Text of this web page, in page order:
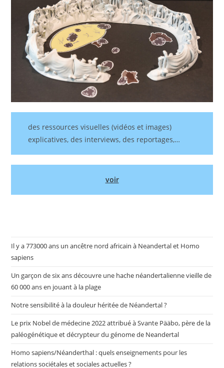
des ressources visuelles (vidéos et images)
explicatives, des interviews, des reportages,…
voir
Il y a 773000 ans un ancêtre nord africain à Neandertal et Homo
sapiens
Un garçon de six ans découvre une hache néandertalienne vieille de
60 000 ans en jouant à la plage
Notre sensibilité à la douleur héritée de Néandertal ?
Le prix Nobel de médecine 2022 attribué à Svante Pääbo, père de la
paléogénétique et décrypteur du génome de Neandertal
Homo sapiens/Néanderthal : quels enseignements pour les
relations sociétales et sociales actuelles ?